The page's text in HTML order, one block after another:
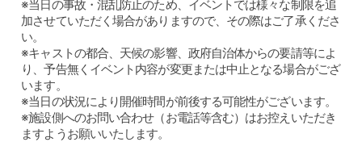
※当日の事故・混乱防止のため、イベントでは様々な制限を追
加させていただく場合がありますので、その際はご了承くださ
い。
※キャストの都合、天候の影響、政府自治体からの要請等によ
り、予告無くイベント内容が変更または中止となる場合がござ
います。
※当日の状況により開催時間が前後する可能性がございます。
※施設側へのお問い合わせ（お電話等含む）はお控えいただき
ますようお願いいたします。